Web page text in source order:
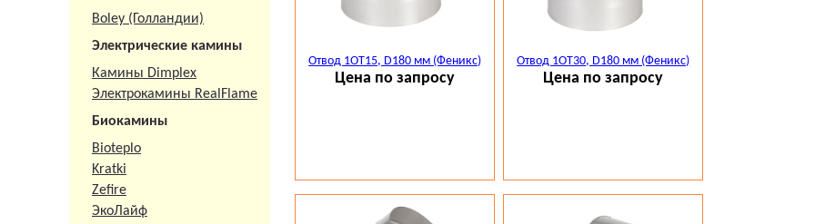
Boley (Голландии)
Электрические камины
Камины Dimplex
Электрокамины RealFlame
Биокамины
Bioteplo
Kratki
Zefire
ЭкоЛайф
Отвод 1ОТ15, D180 мм (Феникс)
Цена по запросу
Отвод 1ОТ30, D180 мм (Феникс)
Цена по запросу